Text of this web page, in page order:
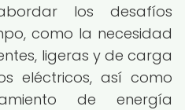
los desafíos
como la necesidad
ligeras y de carga
eléctricos, así como
de energía